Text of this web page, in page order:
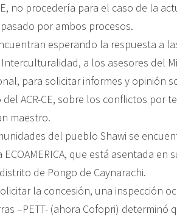
no procedería para el caso de la
por ambos procesos.
esperando la respuesta a
a los asesores del
para solicitar informes y opinión
ACR-CE, sobre los conflictos por
maestro.
del pueblo Shawi se
que está asentada en
de Pongo de Caynarachi.
la concesión, una inspección
–PETT- (ahora Cofopri) determinó